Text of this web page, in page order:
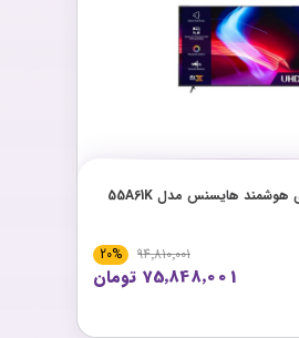
تلویزیون ال ای دی هوشمند هایسنس مدل 55A61K
94٬810٬001
20%
75٬848٬001 تومان